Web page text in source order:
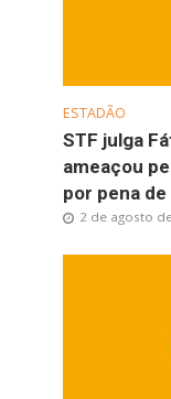
ESTADÃO
STF julga
ameaçou
por pena de
2 de agosto